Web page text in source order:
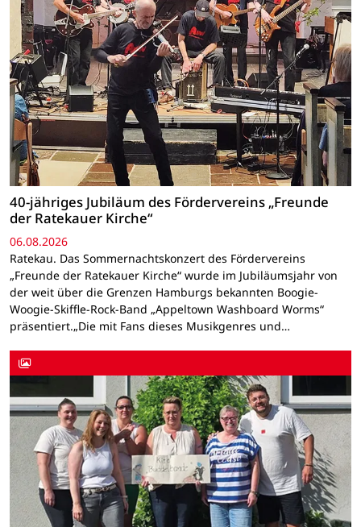
40-jähriges Jubiläum des Fördervereins „Freunde
der Ratekauer Kirche“
06.08.2026
Ratekau. Das Sommernachtskonzert des Fördervereins
„Freunde der Ratekauer Kirche“ wurde im Jubiläumsjahr von
der weit über die Grenzen Hamburgs bekannten Boogie-
Woogie-Skiffle-Rock-Band „Appeltown Washboard Worms“
präsentiert.„Die mit Fans dieses Musikgenres und…